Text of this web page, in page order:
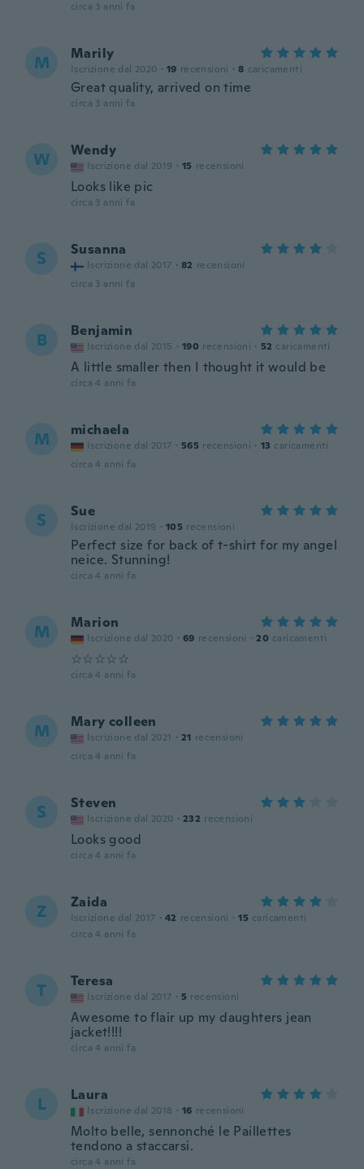
circa 3 anni fa
M Marily
Iscrizione dal 2020 · 19 recensioni · 8 caricamenti
Great quality, arrived on time
circa 3 anni fa
W Wendy
Iscrizione dal 2019 · 15 recensioni
Looks like pic
circa 3 anni fa
S Susanna
Iscrizione dal 2017 · 82 recensioni
circa 3 anni fa
B Benjamin
Iscrizione dal 2015 · 190 recensioni · 52 caricamenti
A little smaller then I thought it would be
circa 4 anni fa
M michaela
Iscrizione dal 2017 · 565 recensioni · 13 caricamenti
circa 4 anni fa
S Sue
Iscrizione dal 2019 · 105 recensioni
Perfect size for back of t-shirt for my angel
neice. Stunning!
circa 4 anni fa
M Marion
Iscrizione dal 2020 · 69 recensioni · 20 caricamenti
☆☆☆☆☆
circa 4 anni fa
M Mary colleen
Iscrizione dal 2021 · 21 recensioni
circa 4 anni fa
S Steven
Iscrizione dal 2020 · 232 recensioni
Looks good
circa 4 anni fa
Z Zaida
Iscrizione dal 2017 · 42 recensioni · 15 caricamenti
circa 4 anni fa
T Teresa
Iscrizione dal 2017 · 5 recensioni
Awesome to flair up my daughters jean
jacket!!!!
circa 4 anni fa
L Laura
Iscrizione dal 2018 · 16 recensioni
Molto belle, sennonché le Paillettes
tendono a staccarsi.
circa 4 anni fa